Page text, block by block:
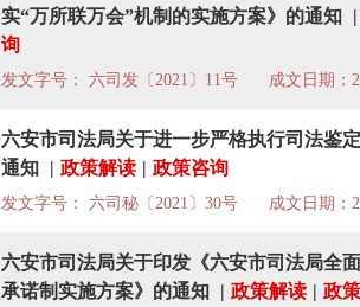
实“万所联万会”机制的实施方案》的通知 |
询
发文字号： 六司发〔2021〕11号 成文日期：
六安市司法局关于进一步严格执行司法鉴
通知 | 政策解读 | 政策咨询
发文字号： 六司秘〔2021〕30号 成文日期：
六安市司法局关于印发《六安市司法局全
承诺制实施方案》的通知 | 政策解读 | 政